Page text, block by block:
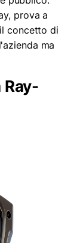
prova a
concetto di
ma